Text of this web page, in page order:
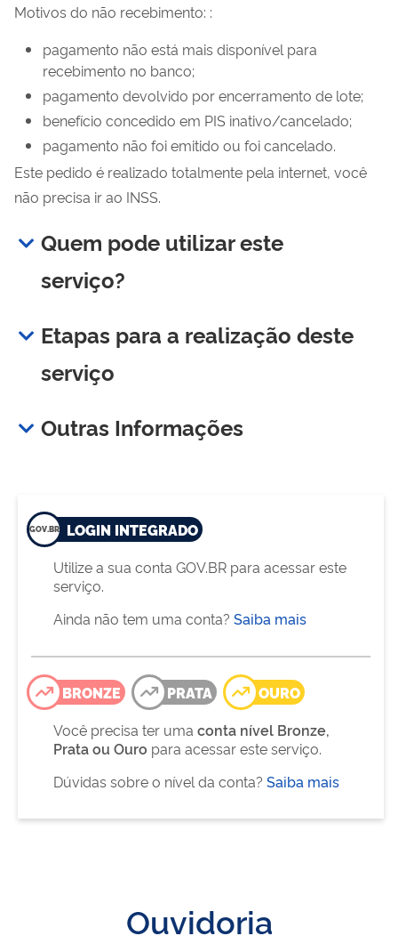
Motivos do não recebimento: :
pagamento não está mais disponível para
recebimento no banco;
pagamento devolvido por encerramento de lote;
benefício concedido em PIS inativo/cancelado;
pagamento não foi emitido ou foi cancelado.
Este pedido é realizado totalmente pela internet, você
não precisa ir ao INSS.
Quem pode utilizar este
serviço?
Etapas para a realização deste
serviço
Outras Informações
LOGIN INTEGRADO
Utilize a sua conta GOV.BR para acessar este
serviço.
Ainda não tem uma conta? Saiba mais
BRONZE PRATA
OURO
Você precisa ter uma conta nível Bronze,
Prata ou Ouro para acessar este serviço.
Dúvidas sobre o nível da conta? Saiba mais
Ouvidoria